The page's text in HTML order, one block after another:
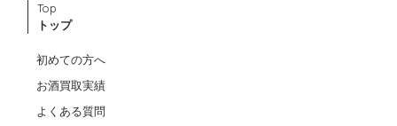
Top
トップ
初めての方へ
お酒買取実績
よくある質問